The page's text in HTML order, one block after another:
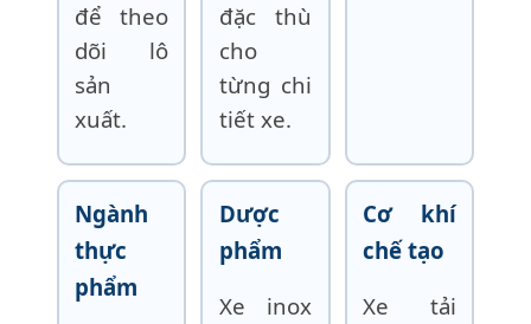
để theo
dõi lô
sản
xuất.
đặc thù
cho
từng chi
tiết xe.
Ngành
thực
phẩm
Dược
phẩm
Xe inox
Cơ khí
chế tạo
Xe tải